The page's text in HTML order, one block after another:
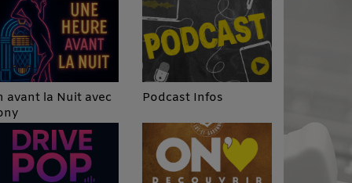
avant la Nuit avec
Podcast Infos